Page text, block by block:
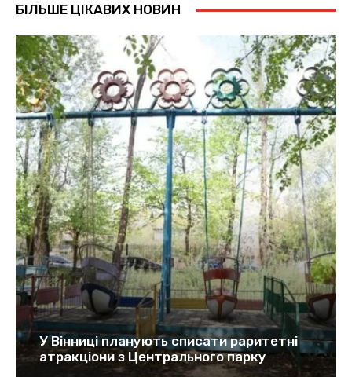
БІЛЬШЕ ЦІКАВИХ НОВИН
У Вінниці планують списати раритетні
атракціони з Центрального парку